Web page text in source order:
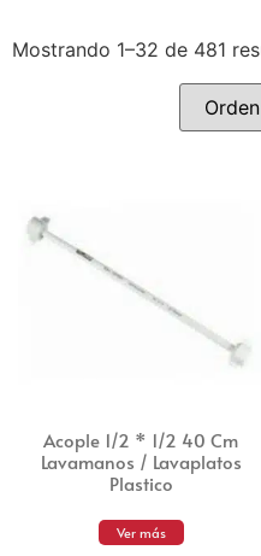
Mostrando 1–32 de 481
Acople 1/2 * 1/2 40 Cm
Lavamanos / Lavaplatos
Plastico
Ver más